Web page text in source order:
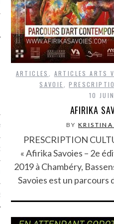
CARAVELLE
PODCAST
ARTICLES ARTICLES ARTS
SAVOIE
,
10
AFIRIKA
BY
PRESCRIPTION
« Afirika Savoies – 2e
2019 à Chambéry,
Savoies est un